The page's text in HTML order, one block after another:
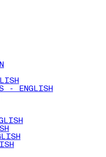
- ENGLISH